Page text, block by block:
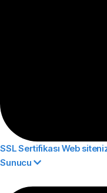
SSL Sertifikası Web
Sunucu